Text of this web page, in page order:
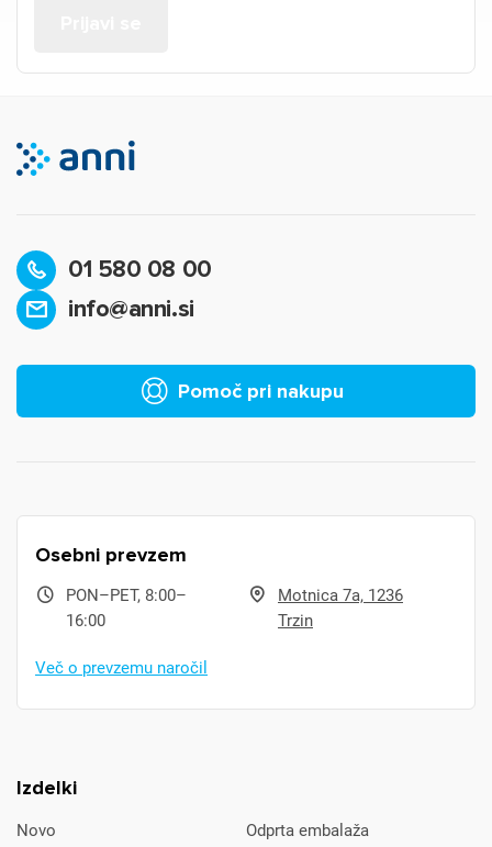
01 580 08 00
info@anni.si
Pomoč pri nakupu
Izdelki
Novo
Odprta embalaža
Osebni prevzem
PON–PET, 8:00–
16:00
Motnica 7a, 1236
Trzin
Več o prevzemu naročil